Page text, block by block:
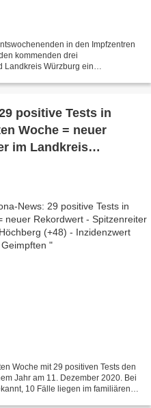
in den Impfzentren
kommenden drei
Landkreis Würzburg ein
Woche = neuer
im Landkreis
so hoch wie
Woche mit 29 positiven Tests den
Jahr am 11. Dezember 2020. Bei
10 Fälle liegen im familiären, 2